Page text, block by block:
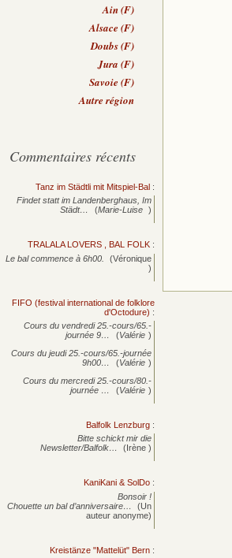
Ain (F)
Alsace (F)
Doubs (F)
Jura (F)
Savoie (F)
Autre région
Commentaires récents
Tanz im Städtli mit Mitspiel-Bal :
Findet statt im Landenberghaus, Im
Städt…
(Marie-Luise )
TRALALA LOVERS , BAL FOLK :
Le bal commence à 6h00.
(Véronique
)
FIFO (festival international de folklore
d'Octodure) :
Cours du vendredi 25.-cours/65.-
journée 9… (Valérie )
Cours du jeudi 25.-cours/65.-journée
9h00…
(Valérie )
Cours du mercredi 25.-cours/80.-
journée … (Valérie )
Balfolk Lenzburg :
Bitte schickt mir die
Newsletter/Balfolk…
(Irène )
KaniKani & SolDo :
Bonsoir !
Chouette un bal d’anniversaire…
(Un
auteur anonyme)
Kreistänze "Mattelüt" Bern :